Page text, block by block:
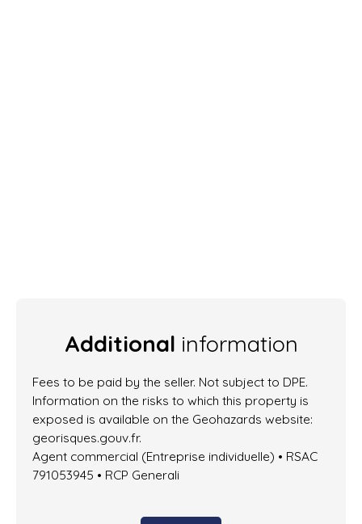
Additional information
Fees to be paid by the seller. Not subject to DPE.
Information on the risks to which this property is
exposed is available on the Geohazards website:
georisques.gouv.fr.
Agent commercial (Entreprise individuelle) • RSAC
791053945 • RCP Generali